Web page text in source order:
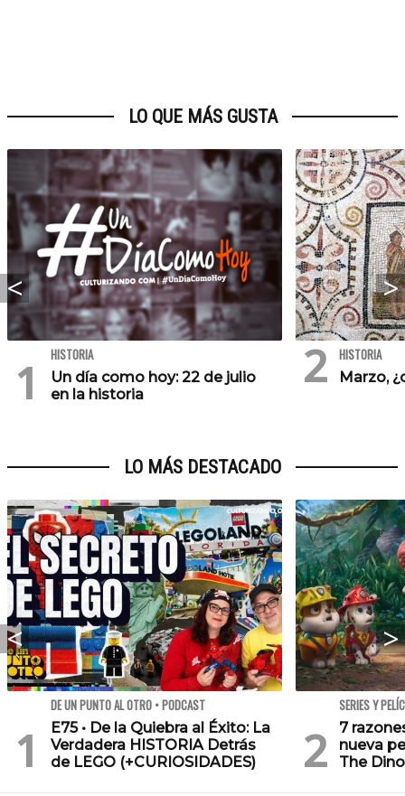
LO QUE MÁS GUSTA
HISTORIA
Un día como hoy: 22 de julio
en la historia
HISTORIA
Marzo,
LO MÁS DESTACADO
DE UN PUNTO AL OTRO • PODCAST
E75 • De la Quiebra al Éxito: La
Verdadera HISTORIA Detrás
de LEGO (+CURIOSIDADES)
SERIES Y
7
nueva
The